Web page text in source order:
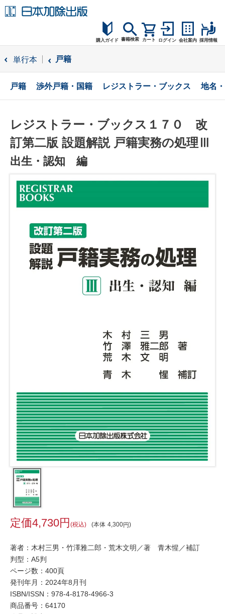
購入ガイド
購入ガイド
読者サポート
書籍検索 カート ログイン 会社案内 採用情報
単行本 戸籍
戸籍 渉外戸籍・国籍 レジストラー・ブックス 地名
レジストラー・ブックス１７０ 改
訂第二版 設題解説 戸籍実務の処理Ⅲ
出生・認知 編
本体 4,300
4,730 税込
著者：木村三男・竹澤雅二郎・荒木文明／著 青木惺／補訂
判型：A5判
ページ数：400頁
発刊年月：2024年8月刊
ISBN/ISSN： 978-4-8178-4966-3
商品番号：64170